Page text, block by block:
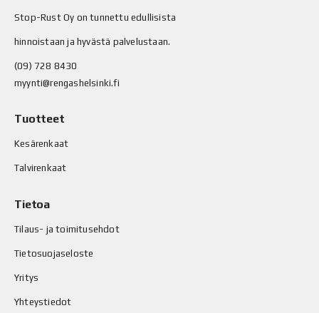
Stop-Rust Oy on tunnettu edullisista
hinnoistaan ja hyvästä palvelustaan.
(09) 728 8430
myynti@rengashelsinki.fi
Tuotteet
Kesärenkaat
Talvirenkaat
Tietoa
Tilaus- ja toimitusehdot
Tietosuojaseloste
Yritys
Yhteystiedot